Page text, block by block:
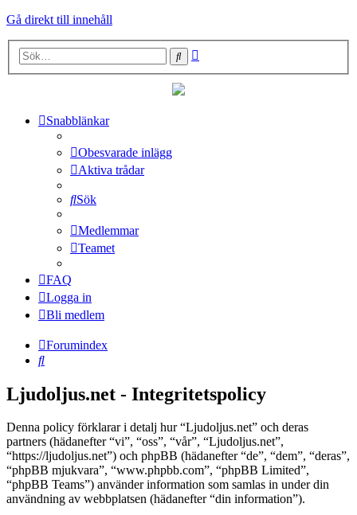
Gå direkt till innehåll
Sök
Snabblänkar
Obesvarade inlägg
Aktiva trådar
Sök
Medlemmar
Teamet
FAQ
Logga in
Bli medlem
Forumindex
Sök
Ljudoljus.net - Integritetspolicy
Denna policy förklarar i detalj hur “Ljudoljus.net” och deras
partners (hädanefter “vi”, “oss”, “vår”, “Ljudoljus.net”,
“https://ljudoljus.net”) och phpBB (hädanefter “de”, “dem”, “deras”,
“phpBB mjukvara”, “www.phpbb.com”, “phpBB Limited”,
“phpBB Teams”) använder information som samlas in under din
användning av webbplatsen (hädanefter “din information”).